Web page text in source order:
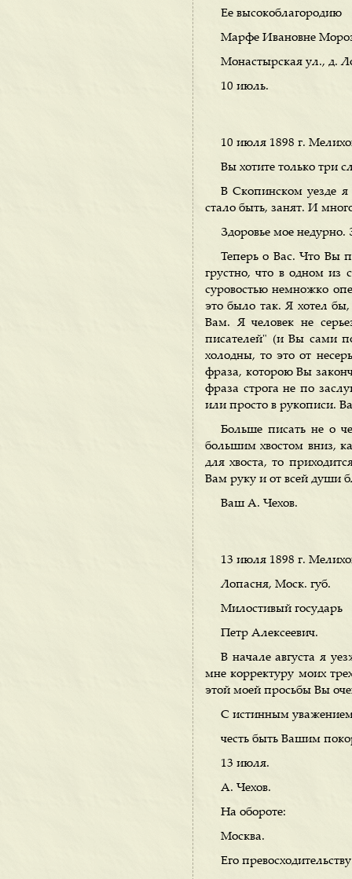
Ее высокоблагородию
Марфе Ивановне
Монастырская ул., д.
10 июль.
10 июля 1898 г.
Вы хотите только три
В Скопинском уезде
стало быть, занят. И
Здоровье мое недурно.
Теперь о Вас. Что Вы
грустно, что в одном из
суровостью немножко
это было так. Я хотел
Вам. Я человек не
писателей" (и Вы сами
холодны, то это от
фраза, которою Вы
фраза строга не по
или просто в рукописи.
Больше писать не о
большим хвостом вниз,
для хвоста, то
Вам руку и от всей души
Ваш А. Чехов.
13 июля 1898 г.
Лопасня, Моск. губ.
Милостивый государь
Петр Алексеевич.
В начале августа я
мне корректуру моих
этой моей просьбы Вы
С истинным
честь быть Вашим
13 июля.
А. Чехов.
На обороте:
Москва.
Его превосходительству